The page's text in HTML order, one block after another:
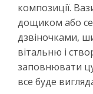
композиції.
дощиком або
дзвіночками,
вітальню і
заповнювати
все буде